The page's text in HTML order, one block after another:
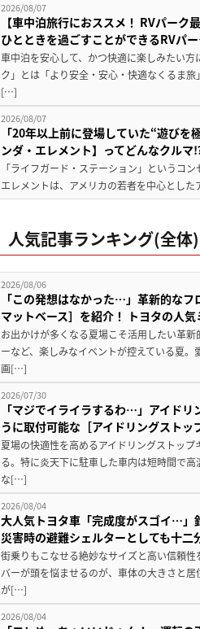
2026/08/07
【車中泊旅行におススメ！ RVパー
ひとときを過ごすことができるRVパ
車中泊を安心して、かつ快適に楽しみたい
ク」とは「より安全・安心・快適なくるま
[…]
2026/08/07
「20年以上前に登場していた“遊び
ンダ・エレメント】ってどんなクルマ
「ライフガード・ステーション」というコ
エレメントは、アメリカの若者を中心とし
人気記事ランキング(全体)
2026/08/06
「この発想はなかった…」革新的な
マットベース］を紹介！ トヨタの人
お出かけが多くなる夏場こそ活用したい革
ーなど、楽しみなイベントが控えている夏
画[…]
2026/07/30
「マジでイライラするわ…」アイド
うに取付可能な［アイドリングストッ
夏場の快適性を高めるアイドリングストッ
る。特に炎天下に駐車した車内は短時間で
な[…]
2026/08/04
大人気トヨタ車「完成度がスゴイ…」
災害時の避難シェルターとしても十二
街乗りもこなせる絶妙なサイズと高い信頼
バーが頭を悩ませるのが、車体の大きさと
が[…]
2026/08/04